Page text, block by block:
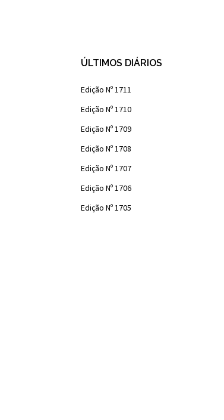
ÚLTIMOS DIÁRIOS
Edição Nº 1711
Edição Nº 1710
Edição Nº 1709
Edição Nº 1708
Edição Nº 1707
Edição Nº 1706
Edição Nº 1705